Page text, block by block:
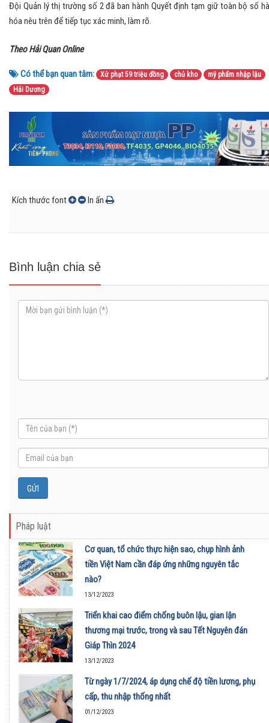
Đội Quản lý thị trường số 2 đã ban hành Quyết định tạm giữ toàn bộ số
hóa nêu trên để tiếp tục xác minh, làm rõ.
Theo Hải Quan Online
Có thể bạn quan tâm: Xử phạt 59 triệu đồng chủ kho
mỹ phẩm nhập lậu
Hải Dương
Kích thước font In ấn
Bình luận chia sẻ
Pháp luật
Cơ quan, tổ chức thực hiện sao, chụp hình ảnh
tiền Việt Nam cần đáp ứng những nguyên tắc
nào?
13/12/2023
Triển khai cao điểm chống buôn lậu, gian lận
thương mại trước, trong và sau Tết Nguyên đán
Giáp Thìn 2024
13/12/2023
Từ ngày 1/7/2024, áp dụng chế độ tiền lương, phụ
cấp, thu nhập thống nhất
01/12/2023